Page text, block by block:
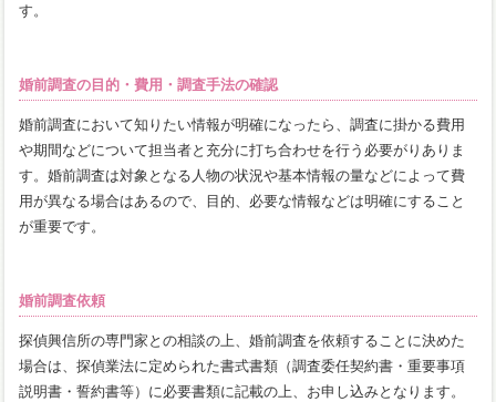
す。
婚前調査の目的・費用・調査手法の確認
婚前調査において知りたい情報が明確になったら、調査に掛かる費用
や期間などについて担当者と充分に打ち合わせを行う必要がりありま
す。婚前調査は対象となる人物の状況や基本情報の量などによって費
用が異なる場合はあるので、目的、必要な情報などは明確にすること
が重要です。
婚前調査依頼
探偵興信所の専門家との相談の上、婚前調査を依頼することに決めた
場合は、探偵業法に定められた書式書類（調査委任契約書・重要事項
説明書・誓約書等）に必要書類に記載の上、お申し込みとなります。